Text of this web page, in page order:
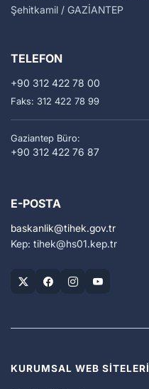
Şehitkamil / GAZİANTEP
TELEFON
+90 312 422 78 00
Faks: 312 422 78 99
Gaziantep Büro:
+90 312 422 76 87
E-POSTA
baskanlik tihek.gov.tr
Kep: tihek hs01.kep.tr
KURUMSAL WEB SİTELERİ